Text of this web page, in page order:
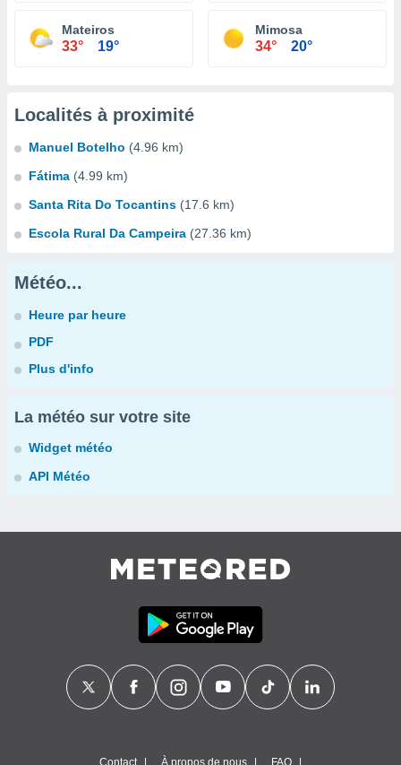
Mateiros
33° 19°
Mimosa
34° 20°
Localités à proximité
Manuel Botelho (4.96 km)
Fátima (4.99 km)
Santa Rita Do Tocantins (17.6 km)
Escola Rural Da Campeira (27.36 km)
Météo...
Heure par heure
PDF
Plus d'info
La météo sur votre site
Widget météo
API Météo
Contact À propos de nous FAQ